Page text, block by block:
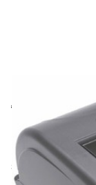
Avery-Dennison
Impresoras
9416XL
SKU: MOD-9416XL